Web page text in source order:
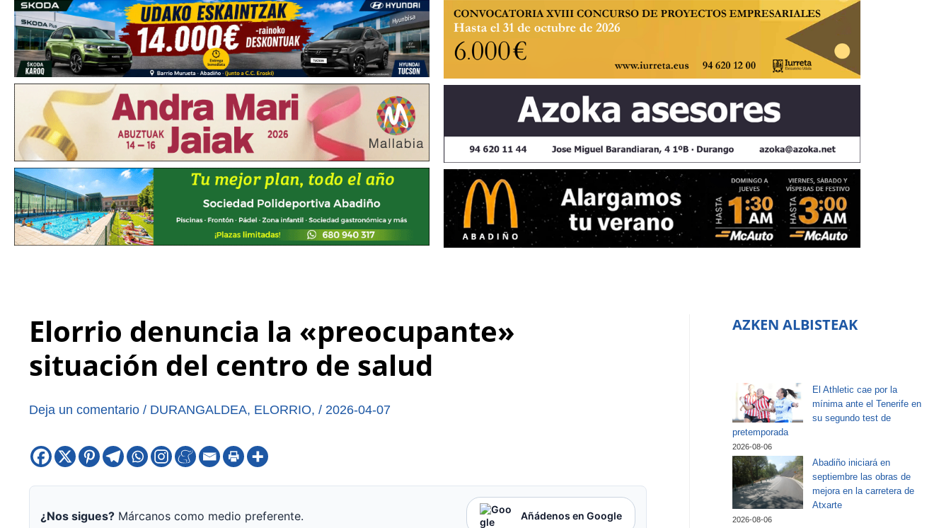
Elorrio denuncia la «preocupante»
situación del centro de salud
Deja un comentario / DURANGALDEA, ELORRIO, / 2026-04-07
¿Nos sigues?Márcanos como medio preferente. Añádenos en Google
AZKEN ALBISTEAK
El Athletic cae por la
mínima ante el Tenerife en
su segundo test de
pretemporada
2026-08-06
Abadiño iniciará en
septiembre las obras de
mejora en la carretera de
Atxarte
2026-08-06